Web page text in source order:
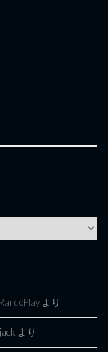
RandoPlay より
jack より